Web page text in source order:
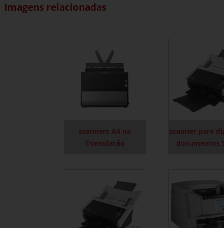
Imagens relacionadas
scanners A4 na
Consolação
scanner para
documentos